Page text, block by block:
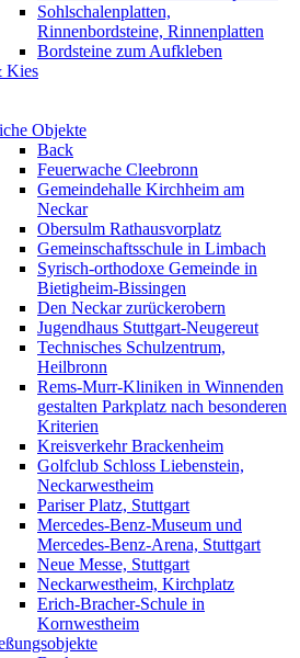
Sohlschalenplatten,
Rinnenbordsteine, Rinnenplatten
Bordsteine zum Aufkleben
Kies
Objekte
Back
Feuerwache Cleebronn
Gemeindehalle Kirchheim am
Neckar
Obersulm Rathausvorplatz
Gemeinschaftsschule in Limbach
Syrisch-orthodoxe Gemeinde in
Bietigheim-Bissingen
Den Neckar zurückerobern
Jugendhaus Stuttgart-Neugereut
Technisches Schulzentrum,
Heilbronn
Rems-Murr-Kliniken in Winnenden
gestalten Parkplatz nach besonderen
Kriterien
Kreisverkehr Brackenheim
Golfclub Schloss Liebenstein,
Neckarwestheim
Pariser Platz, Stuttgart
Mercedes-Benz-Museum und
Mercedes-Benz-Arena, Stuttgart
Neue Messe, Stuttgart
Neckarwestheim, Kirchplatz
Erich-Bracher-Schule in
Kornwestheim